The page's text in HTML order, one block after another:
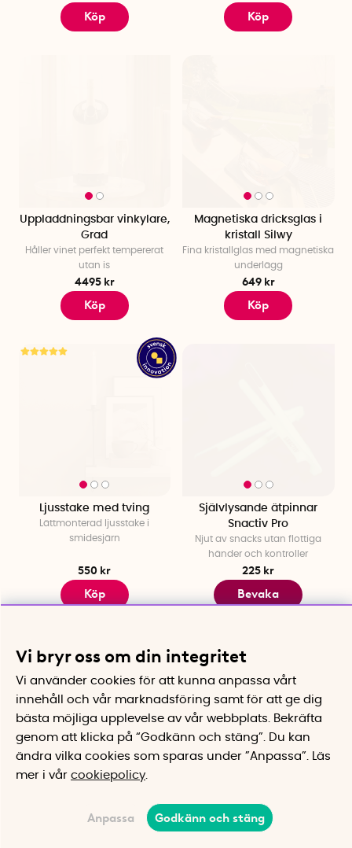
Köp Köp
Uppladdningsbar vinkylare,
Grad
Håller vinet perfekt tempererat
utan is
4495 kr
Köp
Magnetiska dricksglas i
kristall Silwy
Fina kristallglas med magnetiska
underlägg
649 kr
Köp
Ljusstake med tving
Lättmonterad ljusstake i
smidesjärn
550 kr
Köp
Självlysande ätpinnar
Snactiv Pro
Njut av snacks utan flottiga
händer och kontroller
225 kr
Bevaka
Det var allt i denna kategori! Vi handplockar
ständigt nya saker, kom tillbaka snart.
Vi bryr oss om din integritet
Vi använder cookies för att kunna anpassa vårt
innehåll och vår marknadsföring samt för att ge dig
bästa möjliga upplevelse av vår webbplats.
Bekräfta
genom att klicka på “Godkänn och stäng”. Du kan
ändra vilka cookies som sparas under ”Anpassa”.
Läs
mer i vår cookiepolicy
Anpassa Godkänn och stäng